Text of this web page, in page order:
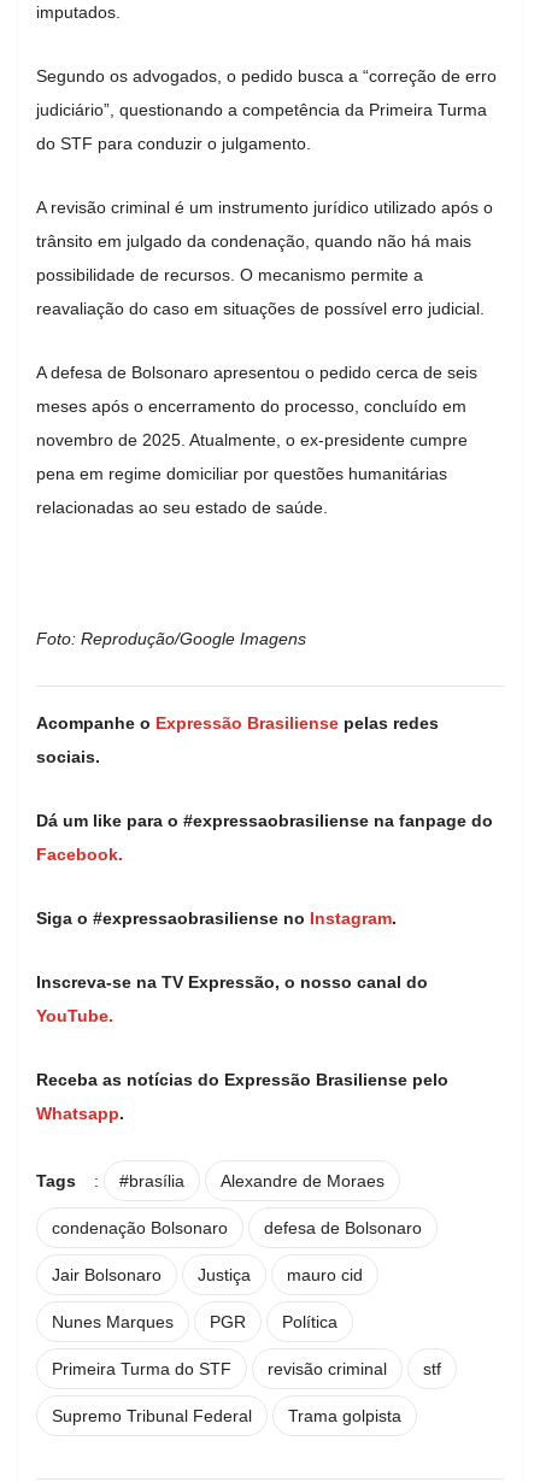
imputados.
Segundo os advogados, o pedido busca a “correção de erro
judiciário”, questionando a competência da Primeira Turma
do STF para conduzir o julgamento.
A revisão criminal é um instrumento jurídico utilizado após o
trânsito em julgado da condenação, quando não há mais
possibilidade de recursos. O mecanismo permite a
reavaliação do caso em situações de possível erro judicial.
A defesa de Bolsonaro apresentou o pedido cerca de seis
meses após o encerramento do processo, concluído em
novembro de 2025. Atualmente, o ex-presidente cumpre
pena em regime domiciliar por questões humanitárias
relacionadas ao seu estado de saúde.
Foto: Reprodução/Google Imagens
Acompanhe o Expressão Brasiliense pelas redes
sociais.
Dá um like para o #expressaobrasiliense na fanpage do
Facebook.
Siga o #expressaobrasiliense no Instagram.
Inscreva-se na TV Expressão, o nosso canal do
YouTube.
Receba as notícias do Expressão Brasiliense pelo
Whatsapp.
Tags : #brasília Alexandre de Moraes
condenação Bolsonaro defesa de Bolsonaro
Jair Bolsonaro Justiça mauro cid
Nunes Marques PGR Política
Primeira Turma do STF revisão criminal stf
Supremo Tribunal Federal Trama golpista